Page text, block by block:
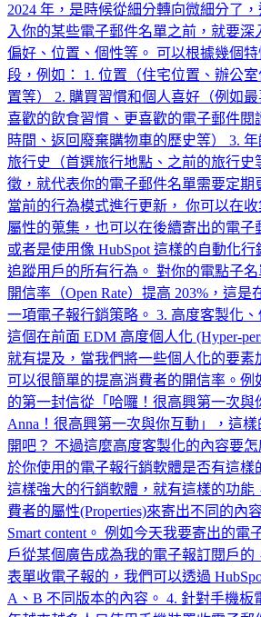
2024 年，是時候從細分轉向微細分了
入你的某些電子郵件名單之前，就要
偏好、位置、個性等。 可以根據幾個
段，例如： 1. 位置（住宅位置、辦公
置等） 2. 購買習慣和個人喜好（例如
喜歡的飲食習慣、更喜歡的電子郵件閱
時間、返回廢棄購物車的歷史等） 3.
旅行史（首選旅行地點、之前的旅行史
徵，就代表你的電子郵件名單需要定期
當前的行為模式進行更新， 你可以在
屬性的蒐集，也可以在後續寄出的電子
或者是使用像 HubSpot 這樣的自動化
追蹤用戶的所有行為。 對你的電點子
開信率（Open Rate）提高 203%，這是
一項電子報行銷策略。 3. 高度客製化
這個在前面 EDM 高度個人化 (Hyper-
就有提及，當我們將一些個人化的要素
可以很簡單的提高消費者的開信率。例
的第一封信從「哈囉！很高興第一次與
Anna！很高興第一次與你互動」，這
開吧？ 不過這麼高度客製化的內容要
於你使用的電子報行銷軟體是否有這樣
這樣強大的行銷軟體，就有這樣的功能
費者的屬性(Properties)來寄出不同的內
Smart content。 例如今天我要寄出的電
戶從某個廣告成為我的電子報訂閱戶的
表單收電子報的，我們可以透過
A、B 不同版本的內容。 4. 針對手機板